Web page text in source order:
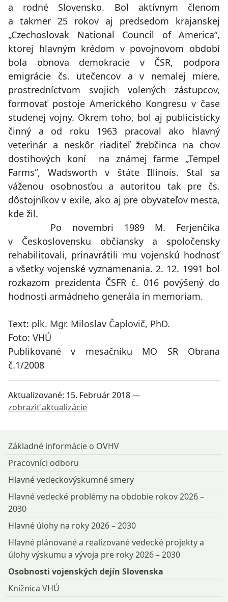
a rodné Slovensko. Bol aktívnym členom
a takmer 25 rokov aj predsedom krajanskej
„Czechoslovak National Council of America“,
ktorej hlavným krédom v povojnovom období
bola obnova demokracie v ČSR, podpora
emigrácie čs. utečencov a v nemalej miere,
prostredníctvom svojich volených zástupcov,
formovať postoje Amerického Kongresu v čase
studenej vojny. Okrem toho, bol aj publicisticky
činný a od roku 1963 pracoval ako hlavný
veterinár a neskôr riaditeľ žrebčinca na chov
dostihových koní na známej farme „Tempel
Farms“, Wadsworth v štáte Illinois. Stal sa
váženou osobnosťou a autoritou tak pre čs.
dôstojníkov v exile, ako aj pre obyvateľov mesta,
kde žil.
Po novembri 1989 M. Ferjenčíka
v Československu občiansky a spoločensky
rehabilitovali, prinavrátili mu vojenskú hodnosť
a všetky vojenské vyznamenania. 2. 12. 1991 bol
rozkazom prezidenta ČSFR č. 016 povýšený do
hodnosti armádneho generála in memoriam.
Text: plk. Mgr. Miloslav Čaplovič, PhD.
Foto: VHÚ
Publikované v mesačníku MO SR Obrana
č.1/2008
Aktualizované: 15. Február 2018—
zobraziť aktualizácie
Základné informácie o OVHV
Pracovníci odboru
Hlavné vedeckovýskumné smery
Hlavné vedecké problémy na obdobie rokov 2026 –
2030
Hlavné úlohy na roky 2026 – 2030
Hlavné plánované a realizované vedecké projekty a
úlohy výskumu a vývoja pre roky 2026 – 2030
Osobnosti vojenských dejín Slovenska
Knižnica VHÚ